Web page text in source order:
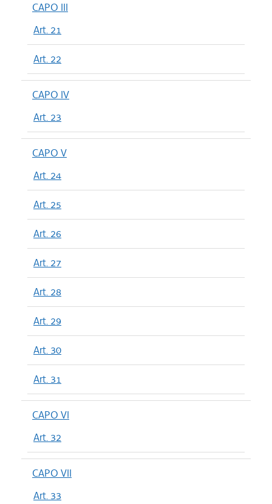
CAPO III
Art. 21
Art. 22
CAPO IV
Art. 23
CAPO V
Art. 24
Art. 25
Art. 26
Art. 27
Art. 28
Art. 29
Art. 30
Art. 31
CAPO VI
Art. 32
CAPO VII
Art. 33